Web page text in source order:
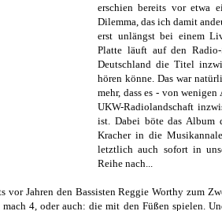
erschien bereits vor etwa
Dilemma, das ich damit
erst unlängst bei einem
Platte läuft auf den
Deutschland die Titel
hören könne. Das war
mehr, dass es - von
UKW-Radiolandschaft
ist. Dabei böte das Album
Kracher in die
letztlich auch sofort in
Reihe nach...
vor Jahren den Bassisten Reggie Worthy zum
4, oder auch: die mit den Füßen spielen.